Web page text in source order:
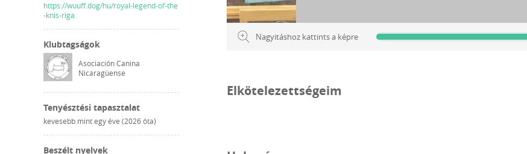
https://wuuff.dog/hu/royal-legend-of-the
-knis-riga
Klubtagságok
Asociación Canina
Nicaragüense
Tenyésztési tapasztalat
kevesebb mint egy éve (2026 óta)
Beszélt nyelvek
Nagyitáshoz kattints a képre
Elkötelezettségeim